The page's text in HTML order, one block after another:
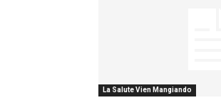
La Salute Vien Mangiando